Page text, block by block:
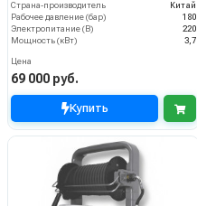
Страна-производитель
Китай
Рабочее давление (бар)
180
Электропитание (В)
220
Мощность (кВт)
3,7
Цена
69 000 руб.
Купить